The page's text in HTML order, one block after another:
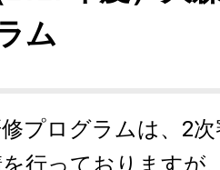
ム
プログラムは、2
行っておりますが